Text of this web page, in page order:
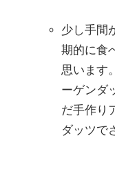
少し手間
期的に食
思います
ーゲンダ
だ手作り
ダッツで